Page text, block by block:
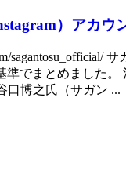
）アカウ
準でまとめました
口博之氏（サガン ...